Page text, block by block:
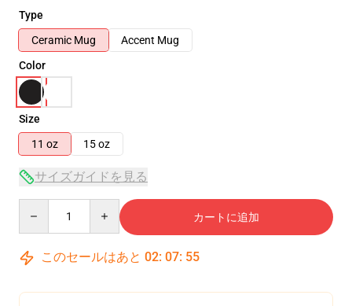
Type
Ceramic Mug
Accent Mug
Color
Size
11 oz
15 oz
サイズガイドを見る
カートに追加
このセールはあと 02: 07: 54